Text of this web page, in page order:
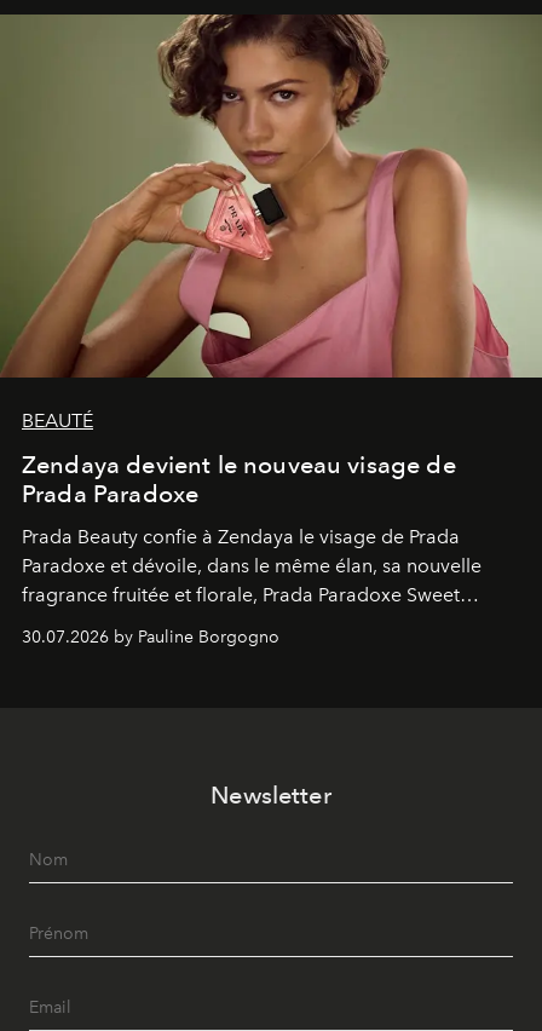
émerveillement.
BEAUTÉ
Zendaya devient le nouveau visage de
Prada Paradoxe
Prada Beauty confie à Zendaya le visage de Prada
Paradoxe et dévoile, dans le même élan, sa nouvelle
fragrance fruitée et florale, Prada Paradoxe Sweet
30.07.2026 by Pauline Borgogno
Newsletter